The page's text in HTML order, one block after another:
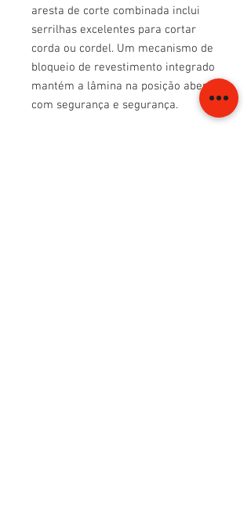
aresta de corte combinada inclui
serrilhas excelentes para cortar
corda ou cordel. Um mecanismo de
bloqueio de revestimento integrado
mantém a lâmina na posição aberta
com segurança e segurança.